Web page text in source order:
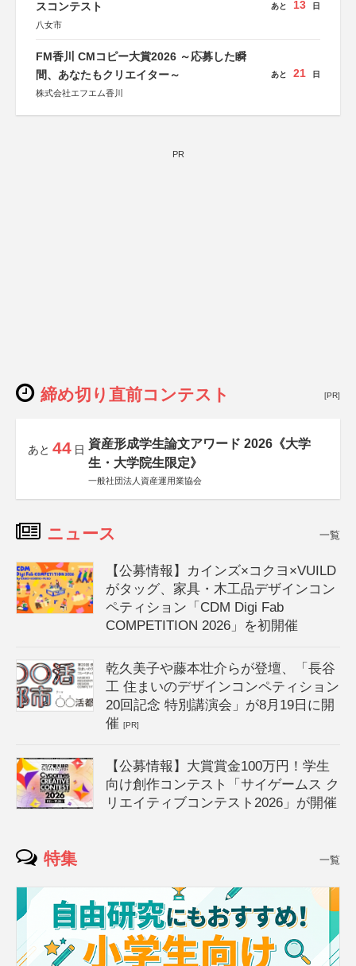
スコンテスト
八女市
あと 13 日
FM香川 CMコピー大賞2026 ～応募した瞬
間、あなたもクリエイター～
株式会社エフエム香川
あと 21 日
PR
締め切り直前コンテスト [PR]
あと 44 日 資産形成学生論文アワード 2026《大学
生・大学院生限定》
一般社団法人資産運用業協会
ニュース 一覧
【公募情報】カインズ×コクヨ×VUILD
がタッグ、家具・木工品デザインコン
ペティション「CDM Digi Fab
COMPETITION 2026」を初開催
乾久美子や藤本壮介らが登壇、「長谷
工 住まいのデザインコンペティション
20回記念 特別講演会」が8月19日に開
催[PR]
【公募情報】大賞賞金100万円！学生
向け創作コンテスト「サイゲームス ク
リエイティブコンテスト2026」が開催
特集 一覧